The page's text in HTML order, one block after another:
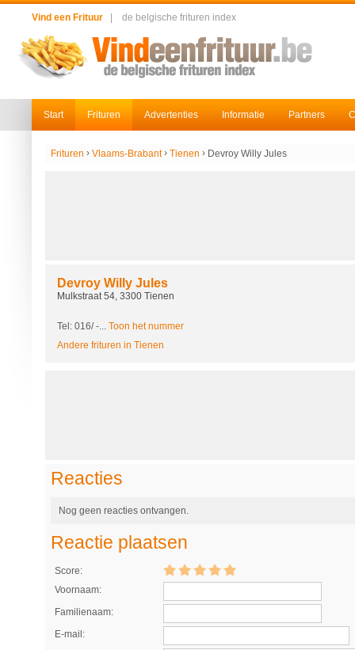
Vind een Frituur de belgische frituren index
Start Frituren Advertenties Informatie Partners
Frituren › Vlaams-Brabant › Tienen › Devroy Willy Jules
Devroy Willy Jules
Mulkstraat 54, 3300 Tienen
Tel: 016/-... Toon het nummer
Andere frituren in Tienen
Reacties
Nog geen reacties ontvangen.
Reactie plaatsen
Score:
Voornaam:
Familienaam:
E-mail: